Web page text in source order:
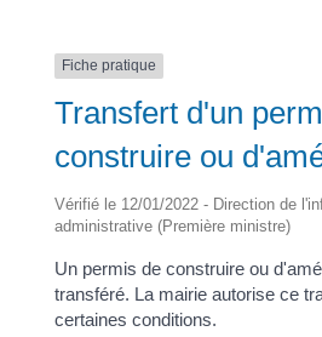
Fiche pratique
Transfert d'un
construire ou
Vérifié le 12/01/2022 - Direction de
administrative (Première ministre)
Un permis de construire ou
transféré. La mairie autorise ce
certaines conditions.